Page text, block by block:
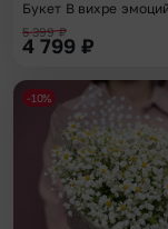
Букет В вихре
5 399₽
4 799 ₽
-10%